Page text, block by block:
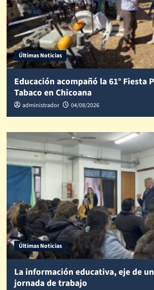
Últimas Noticias
Educación acompañó la 61° Fiesta
Tabaco en Chicoana
administrador 04/08/2026
Últimas Noticias
La información educativa, eje de
jornada de trabajo